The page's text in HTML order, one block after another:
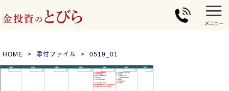
HOME 添付ファイル 0519_01